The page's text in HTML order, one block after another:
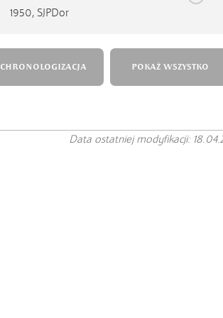
1950, SJPDor
CHRONOLOGIZACJA POKAŻ WSZYSTKO
Data ostatniej modyfikacji: